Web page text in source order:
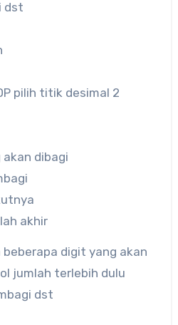
dst
pilih titik desimal 2
akan dibagi
akhir
digit yang akan
jumlah terlebih dulu
dst